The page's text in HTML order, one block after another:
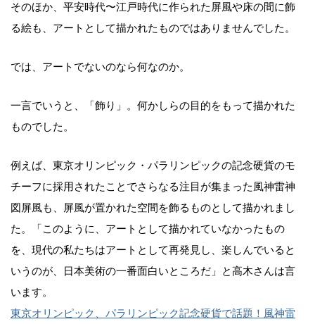
そのほか、平安時代〜江戸時代に作られた屏風や床の間に飾
る絵も、アートとして描かれたものではありませんでした。
では、アートでないのなら何なのか。
一言でいうと、「飾り」。何かしらの目的をもって描かれた
ものでした。
例えば、東京オリンピック・パラリンピックの記念硬貨のモ
チーフに採用されたことでさらなる注目が集まった風神雷神
図屏風も、屏風が置かれた空間を飾るものとして描かれまし
た。「このように、アートとして描かれていなかったもの
を、現代の私たちはアートとして再発見し、楽しんでいると
いうのが、日本美術の一番面白いところだ」と高木さんは言
います。
東京オリンピック、パラリンピック記念硬貨で話題！風神雷